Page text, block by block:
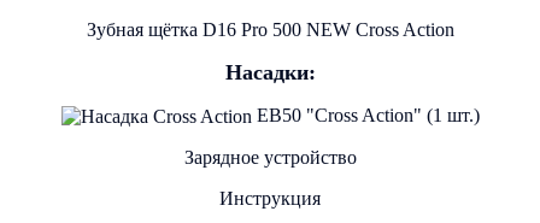
Зубная щётка D16 Pro 500 NEW Cross Action
Насадки:
ЕВ50 "Cross Action" (1 шт.)
Зарядное устройство
Инструкция